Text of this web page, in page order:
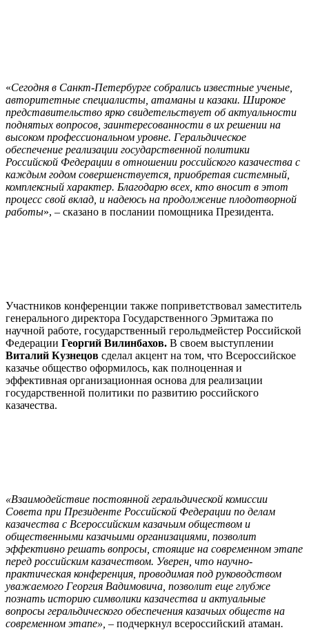
«Сегодня в Санкт-Петербурге собрались известные ученые,
авторитетные специалисты, атаманы и казаки. Широкое
представительство ярко свидетельствует об актуальности
поднятых вопросов, заинтересованности в их решении на
высоком профессиональном уровне. Геральдическое
обеспечение реализации государственной политики
Российской Федерации в отношении российского казачества с
каждым годом совершенствуется, приобретая системный,
комплексный характер. Благодарю всех, кто вносит в этот
процесс свой вклад, и надеюсь на продолжение плодотворной
работы», – сказано в послании помощника Президента.
Участников конференции также поприветствовал заместитель
генерального директора Государственного Эрмитажа по
научной работе, государственный герольдмейстер Российской
Федерации Георгий Вилинбахов. В своем выступлении
Виталий Кузнецов сделал акцент на том, что Всероссийское
казачье общество оформилось, как полноценная и
эффективная организационная основа для реализации
государственной политики по развитию российского
казачества.
«Взаимодействие постоянной геральдической комиссии
Совета при Президенте Российской Федерации по делам
казачества с Всероссийским казачьим обществом и
общественными казачьими организациями, позволит
эффективно решать вопросы, стоящие на современном этапе
перед российским казачеством. Уверен, что научно-
практическая конференция, проводимая под руководством
уважаемого Георгия Вадимовича, позволит еще глубже
познать историю символики казачества и актуальные
вопросы геральдического обеспечения казачьих обществ на
современном этапе», – подчеркнул всероссийский атаман.